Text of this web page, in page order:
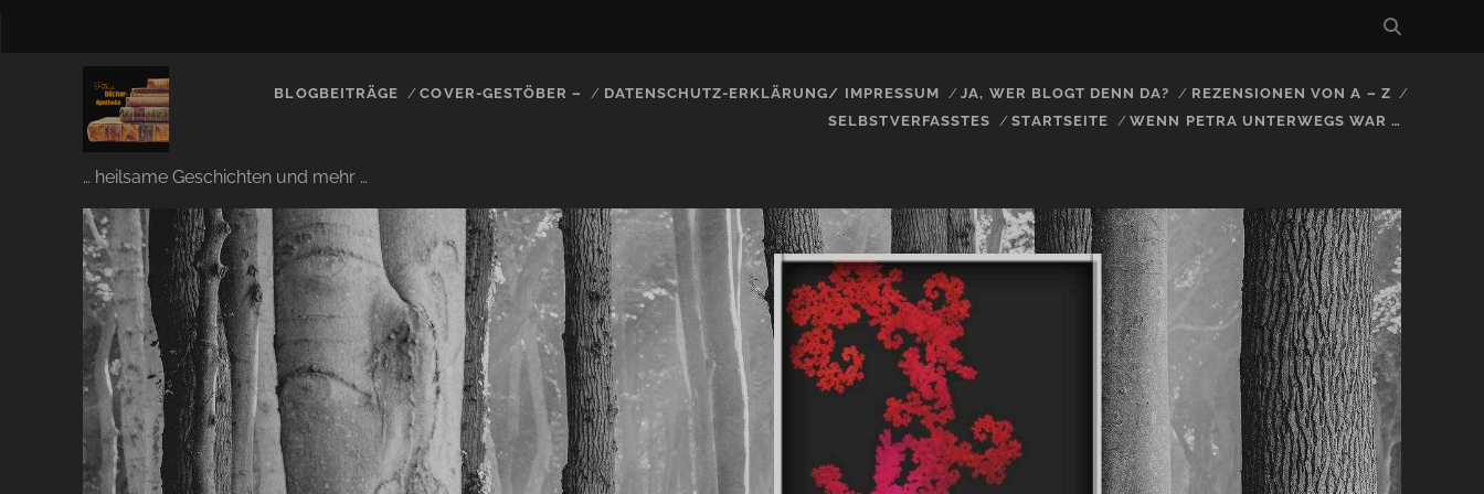
… heilsame Geschichten und mehr …
BLOGBEITRÄGE COVER-GESTÖBER – DATENSCHUTZ-ERKLÄRUNG/ IMPRESSUM JA, WER BLOGT DENN DA?
REZENSIONEN VON A – Z
SELBSTVERFASSTES
STARTSEITE WENN PETRA UNTERWEGS WAR …